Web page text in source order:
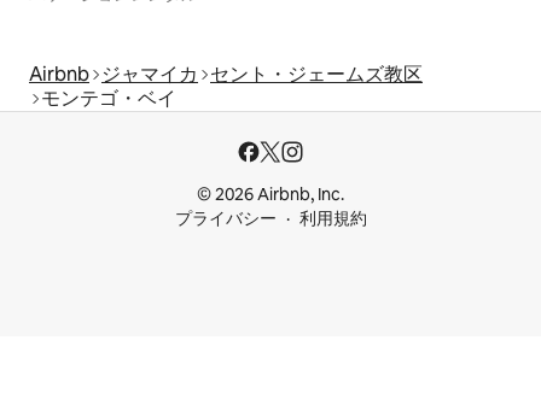
Airbnb ジャマイカ
セント・ジェームズ教区
モンテゴ・ベイ
© 2026 Airbnb, Inc.
プライバシー
利用規約